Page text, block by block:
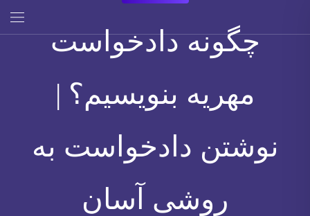
چگونه دادخواست
مهریه بنویسیم؟ |
نوشتن دادخواست به
روشی آسان